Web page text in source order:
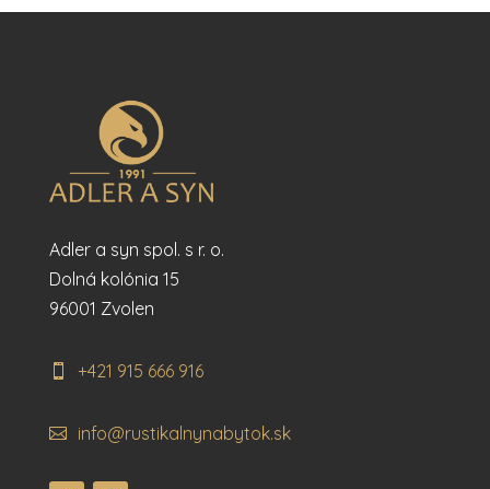
Adler a syn spol. s r. o.
Dolná kolónia 15
96001 Zvolen
+421 915 666 916
info@rustikalnynabytok.sk